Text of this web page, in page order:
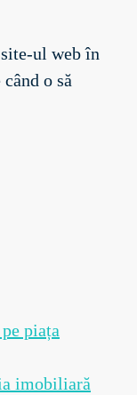
ul web în
o să
piața
imobiliară